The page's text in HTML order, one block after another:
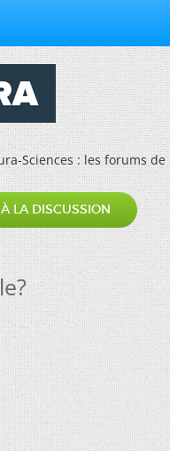
Sciences : les forums de
LA DISCUSSION